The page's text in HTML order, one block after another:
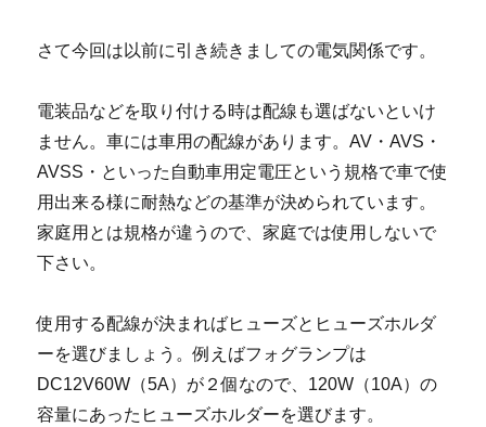
さて今回は以前に引き続きましての電気関係です。
電装品などを取り付ける時は配線も選ばないといけ
ません。車には車用の配線があります。AV・AVS・
AVSS・といった自動車用定電圧という規格で車で使
用出来る様に耐熱などの基準が決められています。
家庭用とは規格が違うので、家庭では使用しないで
下さい。
使用する配線が決まればヒューズとヒューズホルダ
ーを選びましょう。例えばフォグランプは
DC12V60W（5A）が２個なので、120W（10A）の
容量にあったヒューズホルダーを選びます。